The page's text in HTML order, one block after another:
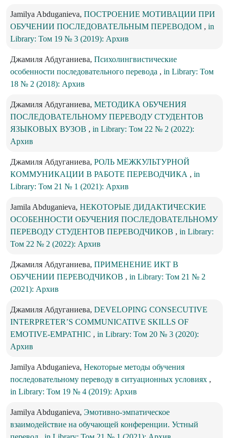
Jamilya Abduganieva, ПОСТРОЕНИЕ МОТИВАЦИИ ПРИ
ОБУЧЕНИИ ПОСЛЕДОВАТЕЛЬНЫМ ПЕРЕВОДОМ , in
Library: Том 19 № 3 (2019): Архив
Джамиля Абдуганиева, Психолингвистические
особенности последовательного перевода , in Library: Том
18 № 2 (2018): Архив
Джамиля Абдуганиева, МЕТОДИКА ОБУЧЕНИЯ
ПОСЛЕДОВАТЕЛЬНОМУ ПЕРЕВОДУ СТУДЕНТОВ
ЯЗЫКОВЫХ ВУЗОВ , in Library: Том 22 № 2 (2022):
Архив
Джамиля Абдуганиева, РОЛЬ МЕЖКУЛЬТУРНОЙ
КОММУНИКАЦИИ В РАБОТЕ ПЕРЕВОДЧИКА , in
Library: Том 21 № 1 (2021): Архив
Jamila Abduganieva, НЕКОТОРЫЕ ДИДАКТИЧЕСКИЕ
ОСОБЕННОСТИ ОБУЧЕНИЯ ПОСЛЕДОВАТЕЛЬНОМУ
ПЕРЕВОДУ СТУДЕНТОВ ПЕРЕВОДЧИКОВ , in Library:
Том 22 № 2 (2022): Архив
Джамиля Абдуганиева, ПРИМЕНЕНИЕ ИКТ В
ОБУЧЕНИИ ПЕРЕВОДЧИКОВ , in Library: Том 21 № 2
(2021): Архив
Джамиля Абдуганиева, DEVELOPING CONSECUTIVE
INTERPRETER’S COMMUNICATIVE SKILLS OF
EMOTIVE-EMPATHIC , in Library: Том 20 № 3 (2020):
Архив
Jamilya Abduganieva, Некоторые методы обучения
последовательному переводу в ситуационных условиях ,
in Library: Том 19 № 4 (2019): Архив
Jamilya Abduganieva, Эмотивно-эмпатическое
взаимодействие на обучающей конференции. Устный